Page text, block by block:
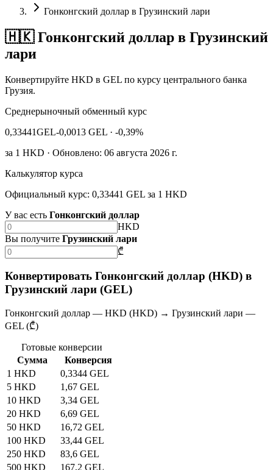
Гонконгский доллар в Грузинский лари
🇭🇰 Гонконгский доллар в Грузинский
лари
Конвертируйте HKD в GEL по курсу центрального банка
Грузия.
Среднерыночный обменный курс
0,33441GEL-0,0013 GEL · -0,39%
за 1 HKD · Обновлено: 06 августа 2026 г.
Калькулятор курса
Официальный курс: 0,33441 GEL за 1 HKD
У вас есть Гонконгский доллар
HKD
Вы получите Грузинский лари
₾
Конвертировать Гонконгский доллар (HKD) в
Грузинский лари (GEL)
Гонконгский доллар — HKD (HKD) → Грузинский лари —
GEL (₾)
Готовые конверсии
Сумма
Конверсия
1 HKD
0,3344 GEL
5 HKD
1,67 GEL
10 HKD
3,34 GEL
20 HKD
6,69 GEL
50 HKD
16,72 GEL
100 HKD
33,44 GEL
250 HKD
83,6 GEL
500 HKD
167,2 GEL